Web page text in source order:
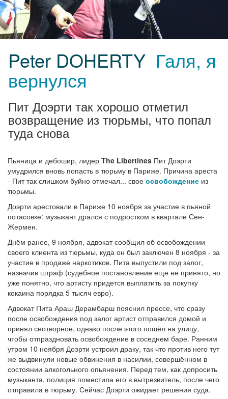
Peter DOHERTY Галя, я
вернулся
Пит Доэрти так хорошо отметил
возвращение из тюрьмы, что попал
туда снова
Пьяница и дебошир, лидер The Libertines Пит Доэрти
умудрился вновь попасть в тюрьму в Париже. Причина ареста
- Пит так слишком буйно отмечал... свое освобождение из
тюрьмы.
Доэрти арестовали в Париже 10 ноября за участие в пьяной
потасовке: музыкант дрался с подростком в квартале Сен-
Жермен.
Днём ранее, 9 ноября, адвокат сообщил об освобождении
своего клиента из тюрьмы, куда он был заключен 8 ноября - за
участие в продаже наркотиков. Пита выпустили под залог,
назначив штраф (судебное постановление еще не принято, но
уже понятно, что артисту придется выплатить за покупку
кокаина порядка 5 тысяч евро).
Адвокат Пита Араш Дерамбарш пояснил прессе, что сразу
после освобождения под залог артист отправился домой и
принял снотворное, однако после этого пошёл на улицу,
чтобы отпраздновать освобождение в соседнем баре. Ранним
утром 10 ноября Доэрти устроил драку, так что против него тут
же выдвинули новые обвинения в насилии, совершённом в
состоянии алкогольного опьянения. Перед тем, как допросить
музыканта, полиция поместила его в вытрезвитель, после чего
отправила в тюрьму. Сейчас Доэрти ожидает решения суда.